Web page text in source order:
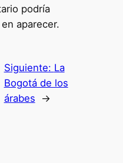
podría
aparecer.
Siguiente: La
Bogotá de los
árabes
→